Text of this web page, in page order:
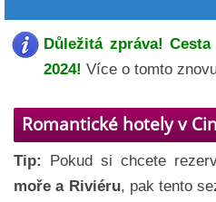
Důležitá zpráva!
2024! Více o tomto
Romantické hotely v
Tip: Pokud si chcete
moře a Riviéru, pak tento